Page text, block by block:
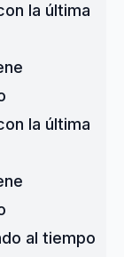
la última
la última
al tiempo